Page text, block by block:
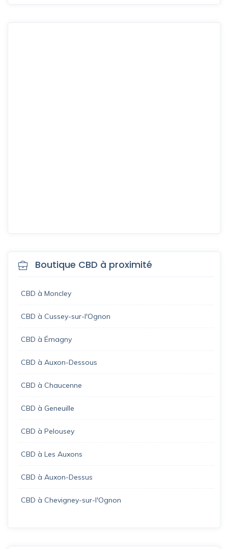
Boutique CBD à proximité
CBD à Moncley
CBD à Cussey-sur-l'Ognon
CBD à Émagny
CBD à Auxon-Dessous
CBD à Chaucenne
CBD à Geneuille
CBD à Pelousey
CBD à Les Auxons
CBD à Auxon-Dessus
CBD à Chevigney-sur-l'Ognon